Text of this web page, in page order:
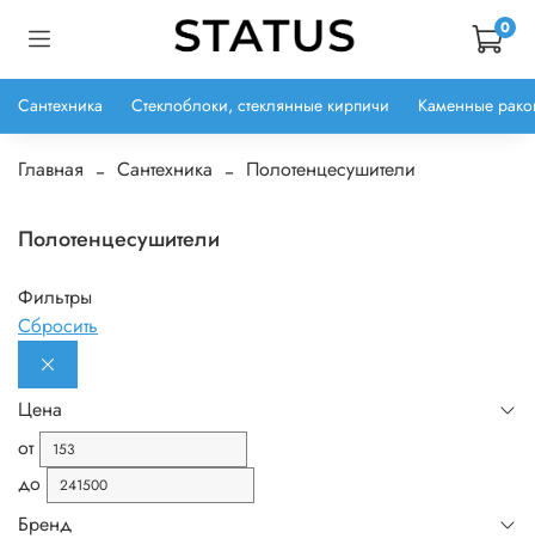
0
Сантехника Стеклоблоки, стеклянные кирпичи Каменные
Главная Сантехника Полотенцесушители
Полотенцесушители
Фильтры
Сбросить
Цена
от
до
Бренд